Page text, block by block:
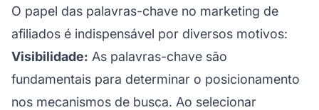
O papel das palavras-chave no marketing de
afiliados é indispensável por diversos motivos:
Visibilidade: As palavras-chave são
fundamentais para determinar o posicionamento
nos mecanismos de busca. Ao selecionar